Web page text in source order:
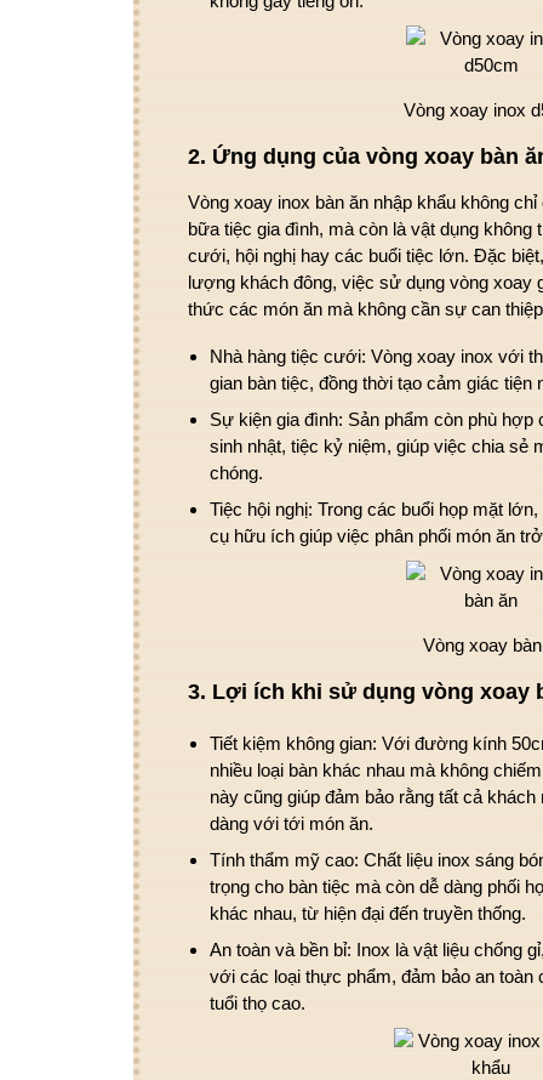
Vòng xoay inox
2. Ứng dụng của vòng xoay bàn
Vòng xoay inox bàn ăn nhập khẩu không
bữa tiệc gia đình, mà còn là vật dụng không
cưới, hội nghị hay các buổi tiệc lớn. Đặc
lượng khách đông, việc sử dụng vòng xoay
thức các món ăn mà không cần sự can
Nhà hàng tiệc cưới: Vòng xoay inox với
gian bàn tiệc, đồng thời tạo cảm giác
Sự kiện gia đình: Sản phẩm còn phù
sinh nhật, tiệc kỷ niệm, giúp việc chia sẻ
chóng.
Tiệc hội nghị: Trong các buổi họp mặt lớn,
cụ hữu ích giúp việc phân phối món ăn
Vòng xoay
3. Lợi ích khi sử dụng vòng xoay
Tiết kiệm không gian: Với đường kính
nhiều loại bàn khác nhau mà không
này cũng giúp đảm bảo rằng tất cả khách
dàng với tới món ăn.
Tính thẩm mỹ cao: Chất liệu inox sáng
trọng cho bàn tiệc mà còn dễ dàng phối
khác nhau, từ hiện đại đến truyền thống.
An toàn và bền bỉ: Inox là vật liệu chống
với các loại thực phẩm, đảm bảo an
tuổi thọ cao.